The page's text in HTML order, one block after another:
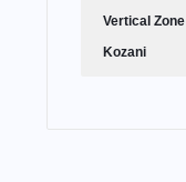
Vertical Zone
Kozani